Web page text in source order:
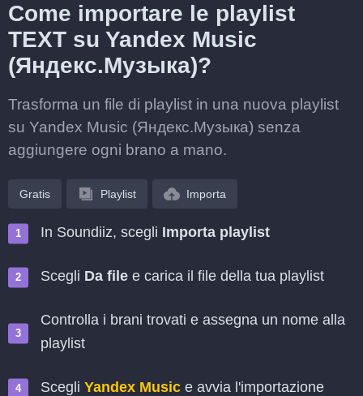
Come importare le playlist
TEXT su Yandex Music
(Яндекс.Музыка)?
Trasforma un file di playlist in una nuova playlist
su Yandex Music (Яндекс.Музыка) senza
aggiungere ogni brano a mano.
Gratis Playlist Importa
In Soundiiz, scegli Importa playlist
Scegli Da file e carica il file della tua playlist
Controlla i brani trovati e assegna un nome alla
playlist
Scegli Yandex Music e avvia l'importazione